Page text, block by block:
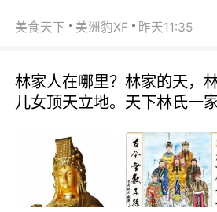
美食天下 美洲豹XF 昨天11:35
林家人在哪里？林家的天，
儿女顶天立地。天下林氏一家